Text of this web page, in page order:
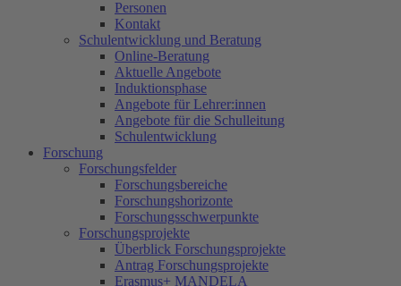
Personen
Kontakt
Schulentwicklung und Beratung
Online-Beratung
Aktuelle Angebote
Induktionsphase
Angebote für Lehrer:innen
Angebote für die Schulleitung
Schulentwicklung
Forschung
Forschungsfelder
Forschungsbereiche
Forschungshorizonte
Forschungsschwerpunkte
Forschungsprojekte
Überblick Forschungsprojekte
Antrag Forschungsprojekte
Erasmus+ MANDELA